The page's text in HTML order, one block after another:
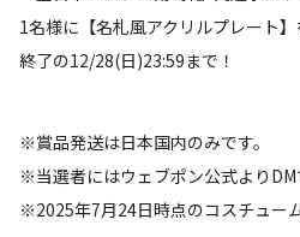
1名様に【名札風アクリルプレート
終了の12/28(日)23:59まで！
※賞品発送は日本国内のみです。
※当選者にはウェブポン公式よりDM
※2025年7月24日時点のコスチュー